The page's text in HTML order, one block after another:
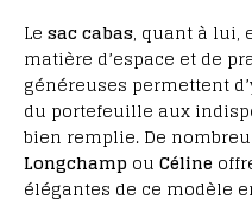
Le sac cabas, quant à lui,
matière d’espace et de
généreuses permettent
du portefeuille aux
bien remplie. De
Longchamp ou Céline
élégantes de ce modèle